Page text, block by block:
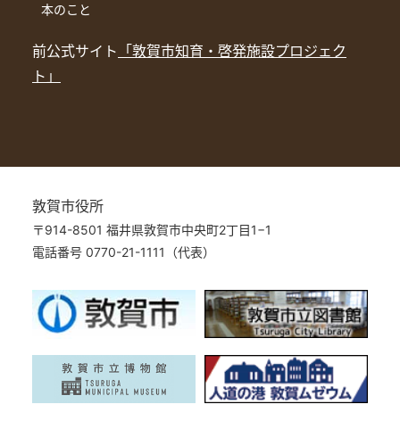
本のこと
前公式サイト 「敦賀市知育・啓発施設プロジェク
ト」
敦賀市役所
〒914-8501 福井県敦賀市中央町2丁目1−1
電話番号 0770-21-1111（代表）